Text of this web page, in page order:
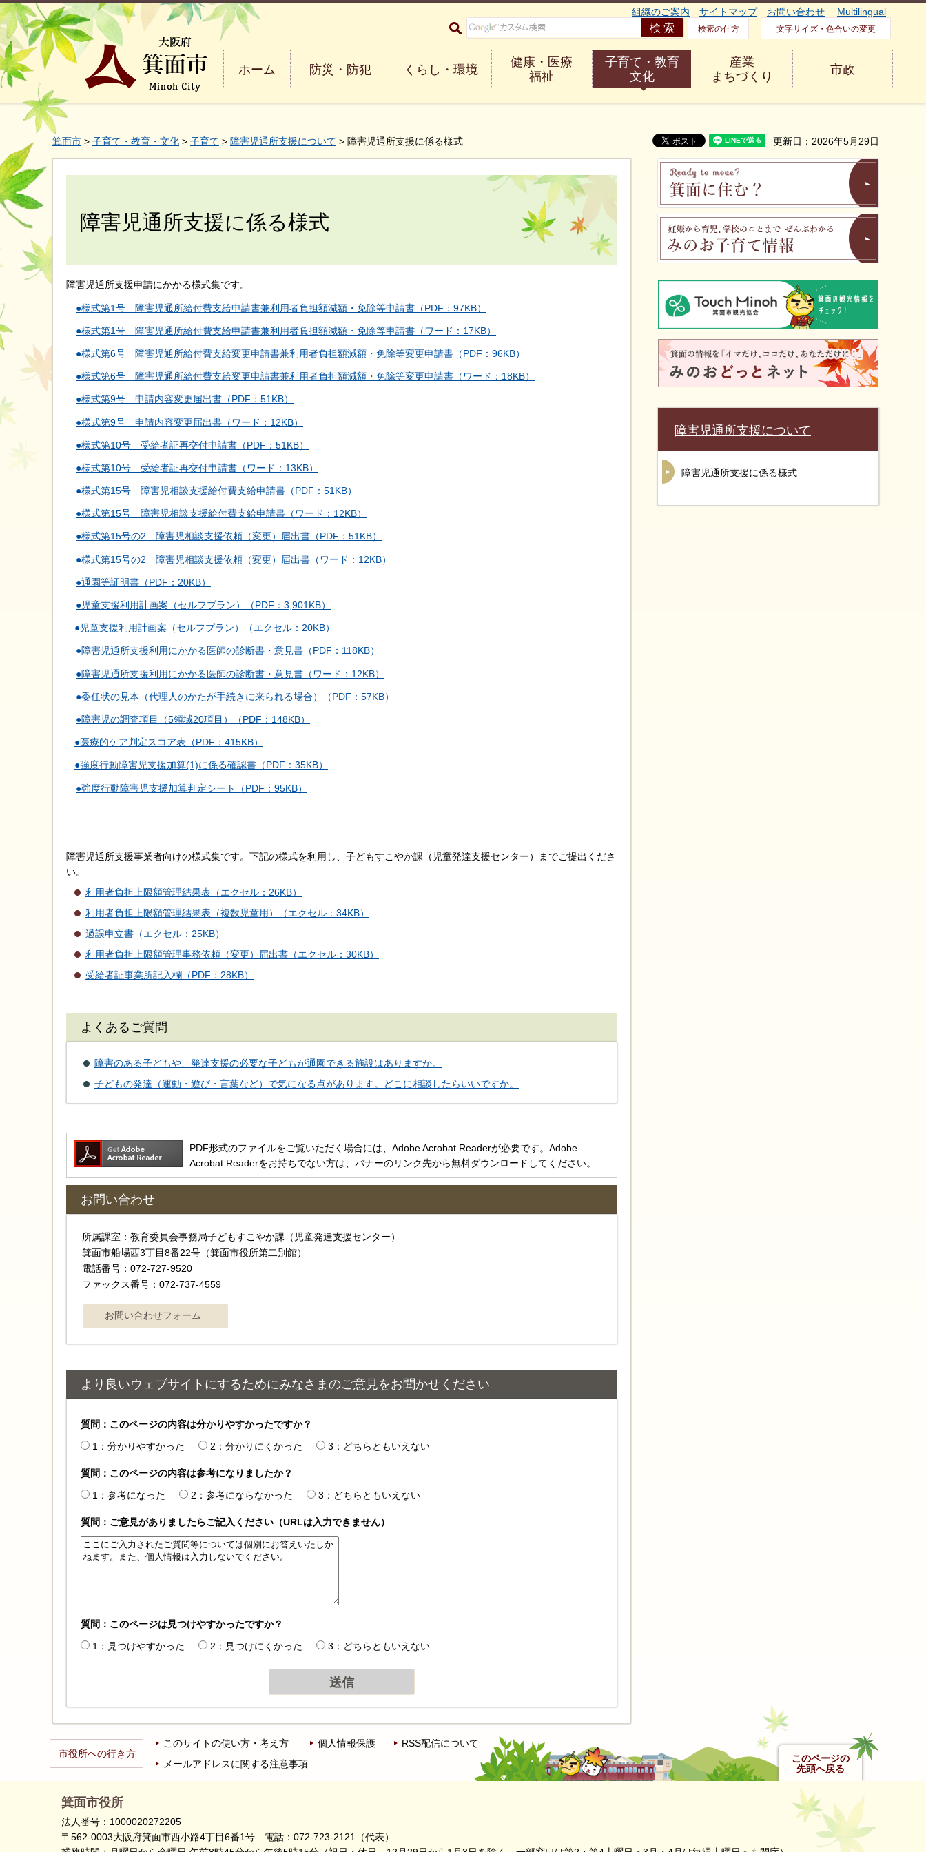
大阪府箕面市 Minoh City
組織のご案内 サイトマップ お問い合わせ Multilingual
検索の仕方 文字サイズ・色合いの変更
ホーム 防災・防犯 くらし・環境
健康・医療
福祉
子育て・教育
文化
産業
まちづくり
市政
箕面市 > 子育て・教育・文化 > 子育て > 障害児通所支援について > 障害児通所支援に係る様式 更新日：2026年5月29日
障害児通所支援に係る様式
障害児通所支援申請にかかる様式集です。
●様式第1号 障害児通所給付費支給申請書兼利用者負担額減額・免除等申請書（PDF：97KB）
●様式第1号 障害児通所給付費支給申請書兼利用者負担額減額・免除等申請書（ワード：17KB）
●様式第6号 障害児通所給付費支給変更申請書兼利用者負担額減額・免除等変更申請書（PDF：96KB）
●様式第6号 障害児通所給付費支給変更申請書兼利用者負担額減額・免除等変更申請書（ワード：18KB）
●様式第9号 申請内容変更届出書（PDF：51KB）
●様式第9号 申請内容変更届出書（ワード：12KB）
●様式第10号 受給者証再交付申請書（PDF：51KB）
●様式第10号 受給者証再交付申請書（ワード：13KB）
●様式第15号 障害児相談支援給付費支給申請書（PDF：51KB）
●様式第15号 障害児相談支援給付費支給申請書（ワード：12KB）
●様式第15号の2 障害児相談支援依頼（変更）届出書（PDF：51KB）
●様式第15号の2 障害児相談支援依頼（変更）届出書（ワード：12KB）
●通園等証明書（PDF：20KB）
●児童支援利用計画案（セルフプラン）（PDF：3,901KB）
●児童支援利用計画案（セルフプラン）（エクセル：20KB）
●障害児通所支援利用にかかる医師の診断書・意見書（PDF：118KB）
●障害児通所支援利用にかかる医師の診断書・意見書（ワード：12KB）
●委任状の見本（代理人のかたが手続きに来られる場合）（PDF：57KB）
●障害児の調査項目（5領域20項目）（PDF：148KB）
●医療的ケア判定スコア表（PDF：415KB）
●強度行動障害児支援加算(1)に係る確認書（PDF：35KB）
●強度行動障害児支援加算判定シート（PDF：95KB）
障害児通所支援事業者向けの様式集です。下記の様式を利用し、子どもすこやか課（児童発達支援センター）までご提出くださ
い。
利用者負担上限額管理結果表（エクセル：26KB）
利用者負担上限額管理結果表（複数児童用）（エクセル：34KB）
過誤申立書（エクセル：25KB）
利用者負担上限額管理事務依頼（変更）届出書（エクセル：30KB）
受給者証事業所記入欄（PDF：28KB）
よくあるご質問
障害のある子どもや、発達支援の必要な子どもが通園できる施設はありますか。
子どもの発達（運動・遊び・言葉など）で気になる点があります。どこに相談したらいいですか。
PDF形式のファイルをご覧いただく場合には、Adobe Acrobat Readerが必要です。Adobe
Acrobat Readerをお持ちでない方は、バナーのリンク先から無料ダウンロードしてください。
お問い合わせ
所属課室：教育委員会事務局子どもすこやか課（児童発達支援センター）
箕面市船場西3丁目8番22号（箕面市役所第二別館）
電話番号：072-727-9520
ファックス番号：072-737-4559
より良いウェブサイトにするためにみなさまのご意見をお聞かせください
質問：このページの内容は分かりやすかったですか？
1：分かりやすかった
2：分かりにくかった 3：どちらともいえない
質問：このページの内容は参考になりましたか？
1：参考になった
2：参考にならなかった 3：どちらともいえない
質問：ご意見がありましたらご記入ください（URLは入力できません）
質問：このページは見つけやすかったですか？
1：見つけやすかった
2：見つけにくかった 3：どちらともいえない
障害児通所支援について
障害児通所支援に係る様式
このページの
先頭へ戻る
市役所への行き方
このサイトの使い方・考え方 個人情報保護
RSS配信について
メールアドレスに関する注意事項
箕面市役所
法人番号：1000020272205
〒562-0003大阪府箕面市西小路4丁目6番1号 電話：072-723-2121（代表）